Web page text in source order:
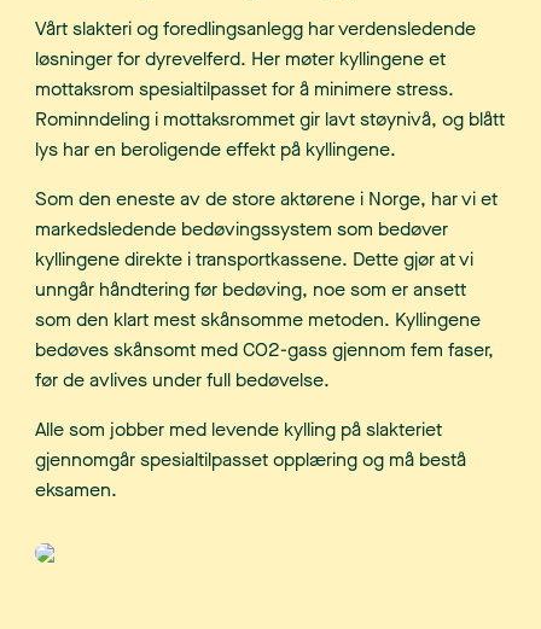
Vårt slakteri og foredlingsanlegg har verdensledende
løsninger for dyrevelferd. Her møter kyllingene et
mottaksrom spesialtilpasset for å minimere stress.
Rominndeling i mottaksrommet gir lavt støynivå, og blått
lys har en beroligende effekt på kyllingene.
Som den eneste av de store aktørene i Norge, har vi et
markedsledende bedøvingssystem som bedøver
kyllingene direkte i transportkassene. Dette gjør at vi
unngår håndtering før bedøving, noe som er ansett
som den klart mest skånsomme metoden. Kyllingene
bedøves skånsomt med CO2-gass gjennom fem faser,
før de avlives under full bedøvelse.
Alle som jobber med levende kylling på slakteriet
gjennomgår spesialtilpasset opplæring og må bestå
eksamen.